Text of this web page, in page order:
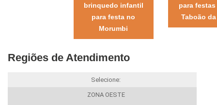
brinquedo infantil
para festa no
Morumbi
para festas
Taboão da
Regiões de Atendimento
Selecione:
ZONA OESTE